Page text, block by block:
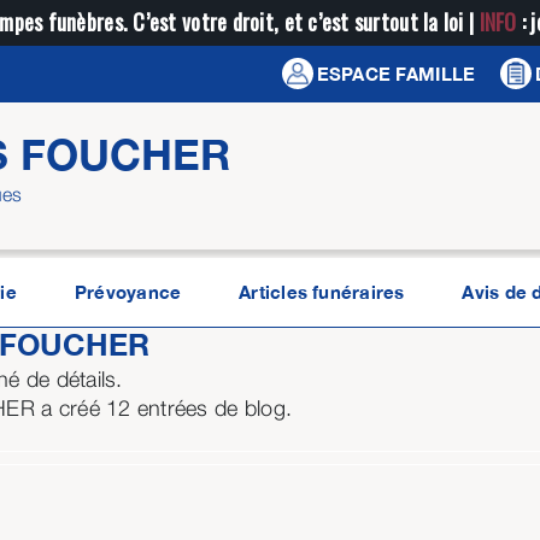
funèbres. C’est votre droit, et c’est surtout la loi | INFO :
ESPACE FAMILLE
FOUCHER
Prévoyance Articles funéraires Avis de
de détails.
a créé 12 entrées de blog.